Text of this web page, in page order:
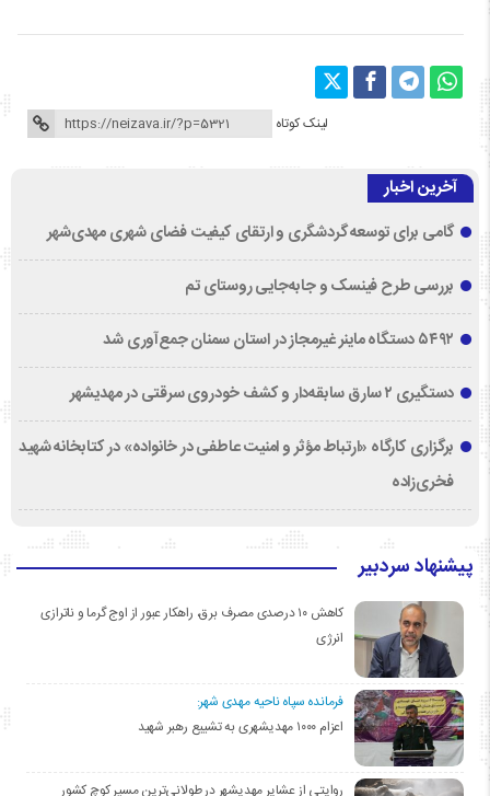
لینک کوتاه
آخرین اخبار
گامی برای توسعه گردشگری و ارتقای کیفیت فضای شهری مهدی‌شهر
بررسی طرح فینسک و جابه‌جایی روستای تم
۵۴۹۲ دستگاه ماینر غیرمجاز در استان سمنان جمع‌آوری شد
دستگیری ۲ سارق سابقه‌دار و کشف خودروی سرقتی در مهدیشهر
برگزاری کارگاه «ارتباط مؤثر و امنیت عاطفی در خانواده» در کتابخانه شهید
فخری‌زاده
پیشنهاد سردبیر
کاهش ۱۰ درصدی مصرف برق، راهکار عبور از اوج گرما و ناترازی
انرژی
فرمانده سپاه ناحیه مهدی شهر:
اعزام ۱۰۰۰ مهدیشهری به تشییع رهبر شهید
روایتی از عشایر مهدیشهر در طولانی‌ترین مسیر کوچ کشور